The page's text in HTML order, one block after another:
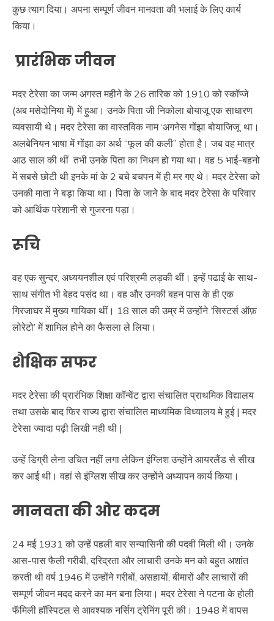
कुछ त्याग दिया। अपना सम्पूर्ण जीवन मानवता की भलाई के लिए कार्य
किया।
प्रारंभिक जीवन
मदर टेरेसा का जन्म अगस्त महीने के 26 तारिक को 1910 को स्कॉप्जे
(अब मसेदोनिया में) में हुआ। उनके पिता जी निकोला बोयाजू एक साधारण
व्यवसायी थे। मदर टेरेसा का वास्तविक नाम ‘अगनेस गोंझा बोयाजिजू’ था।
अलबेनियन भाषा में गोंझा का अर्थ “फूल की कली” होता है। जब वह मात्र
आठ साल की थीं तभी उनके पिता का निधन हो गया था। वह 5 भाई-बहनो
में सबसे छोटी थी इनके मां के 2 बचे बचपन में ही मर गए थे। मदर टेरेसा को
उनकी माता ने बड़ा किया था। पिता के जाने के बाद मदर टेरेसा के परिवार
को आर्थिक परेशानी से गुजरना पड़ा।
रूचि
वह एक सुन्दर, अध्ययनशील एवं परिश्रमी लड़की थीं। इन्हें पढाई के साथ-
साथ संगीत भी बेहद पसंद था। वह और उनकी बहन पास के ही एक
गिरजाघर में मुख्य गायिका थीं। 18 साल की उम्र में उन्होंने ‘सिस्टर्स ऑफ़
लोरेटो’ में शामिल होने का फैसला ले लिया।
शैक्षिक सफर
मदर टेरेसा की प्रारंभिक शिक्षा कॉन्वेंट द्वारा संचालित प्राथमिक विद्यालय
तथा उसके बाद फिर राज्य द्वारा संचालित माध्यमिक विध्यालय मे हुई | मदर
टेरेसा ज्यादा पढ़ी लिखी नही थी |
उन्हें डिग्री लेना उचित नहीं लगा लेकिन इंग्लिश उन्होंने आयरलैंड से सीख
कर आई थी। वहां से इंग्लिश सीख कर उन्होंने अध्यापन कार्य किया।
मानवता की ओर कदम
24 मई 1931 को उन्हें पहली बार सन्यासिनी की पदवी मिली थी। उनके
आस-पास फैली गरीबी, दरिद्रता और लाचारी उनके मन को बहुत अशांत
करती थी वर्ष 1946 में उन्होंने गरीबों, असहायों, बीमारों और लाचारों की
सम्पूर्ण जीवन मदद करने का मन बना लिया। मदर टेरेसा ने पटना के होली
फॅमिली हॉस्पिटल से आवश्यक नर्सिग ट्रेनिंग पूरी की। 1948 में वापस